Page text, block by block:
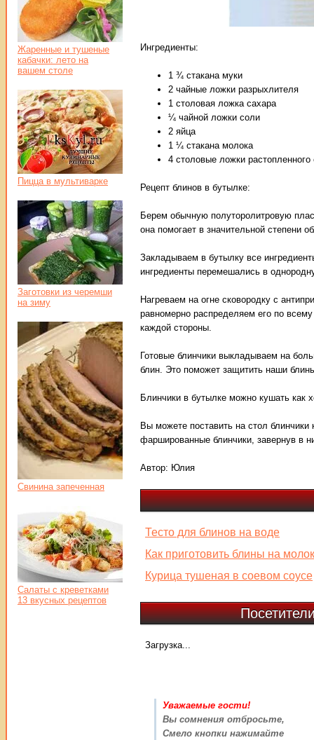
Ингредиенты:
1 ¾ стакана муки
2 чайные ложки разрыхлителя
1 столовая ложка сахара
¼ чайной ложки соли
2 яйца
1 ¼ стакана молока
4 столовые ложки
Рецепт блинов в бутылке:
Берем обычную полуторолитровую
она помогает в значительной степени
Закладываем в бутылку все
ингредиенты перемешались в
Нагреваем на огне сковородку с
равномерно распределяем его по
каждой стороны.
Готовые блинчики выкладываем на
блин. Это поможет защитить наши
Блинчики в бутылке можно кушать как
Вы можете поставить на стол
фаршированные блинчики, завернув в
Автор: Юлия
Тесто для блинов на воде
Как приготовить блины на
Курица тушеная в соевом соусе
Загрузка...
Уважаемые гости!
Вы сомнения отбросьте,
Смело кнопки нажимайте
Жаренные и тушеные
кабачки: лето на
вашем столе
Пицца в мультиварке
Заготовки из черемши
на зиму
Свинина запеченная
Салаты с креветками
13 вкусных рецептов